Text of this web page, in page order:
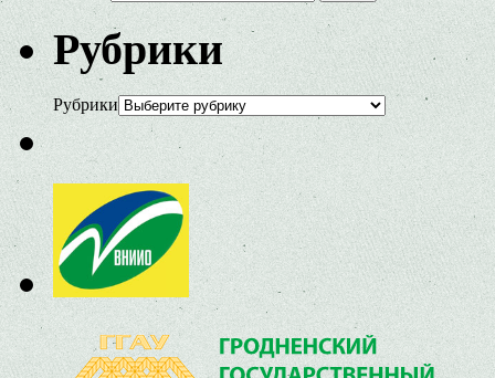
Рубрики
Рубрики